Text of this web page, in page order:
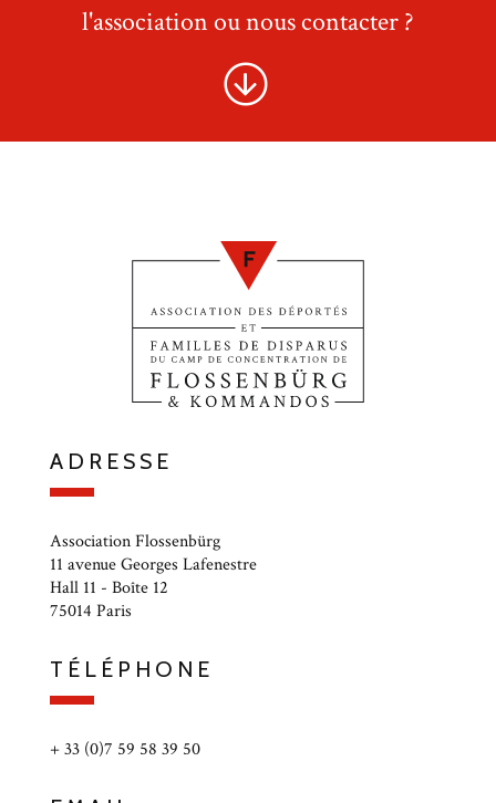
l'association ou nous contacter ?
ADRESSE
Association Flossenbürg
11 avenue Georges Lafenestre
Hall 11 - Boîte 12
75014 Paris
TÉLÉPHONE
+ 33 (0)7 59 58 39 50